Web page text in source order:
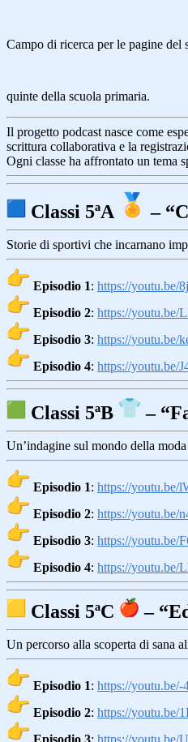
Campo di ricerca per le pagine del
quinte della scuola primaria.
Il progetto podcast nasce come
scrittura collaborativa e la
Ogni classe ha affrontato un tema
Classi 5ªA –
Storie di sportivi che incarnano
Episodio 1: https://youtu.be/
Episodio 2: https://youtu.be/
Episodio 3: https://youtu.be/
Episodio 4: https://youtu.be/
Classi 5ªB –
Un’indagine sul mondo della
Episodio 1: https://youtu.be/
Episodio 2: https://youtu.be/
Episodio 3: https://youtu.be/
Episodio 4: https://youtu.be/
Classi 5ªC –
Un percorso alla scoperta di sana
Episodio 1: https://
Episodio 2: https://youtu.be/